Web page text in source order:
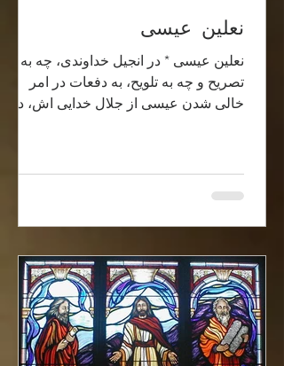
نعلین عیسی
نعلین عیسی * در انجیل خداوندی، چه به
تصریح و چه به تلویح، به دفعات در امر
خالی شدن عیسی از جلال خدایی اش، در